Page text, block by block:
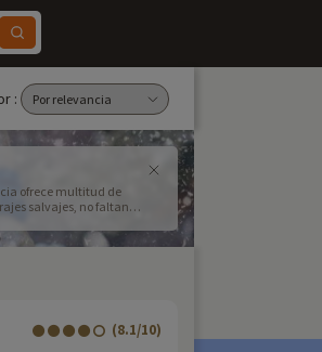
:
ofrece multitud de
salvajes, no faltan
amplia gama de
du Fou. Para una
de fin de semana con
las mejores ofertas.
(8.1/10)